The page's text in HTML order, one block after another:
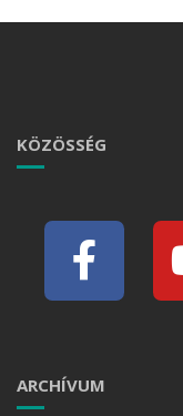
KÖZÖSSÉG
ARCHÍVUM